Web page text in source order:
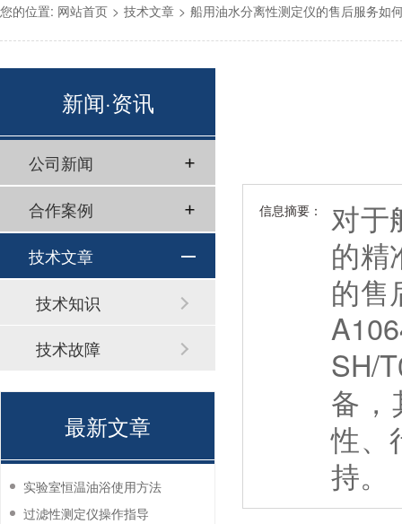
您的位置: 网站首页 > 技术文章 > 船用油水分离性测定仪的售后服务如
信息摘要：
对于
的精
的售
SH/
备，
性、
持。
新闻·资讯
公司新闻
合作案例
技术文章
技术知识
技术故障
最新文章
实验室恒温油浴使用方法
过滤性测定仪操作指导